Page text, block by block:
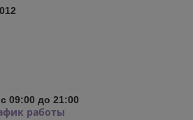
09:00 до 21:00
работы